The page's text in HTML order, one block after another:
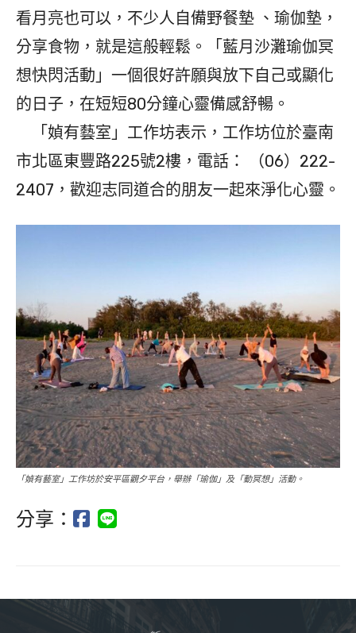
看月亮也可以，不少人自備野餐墊 、瑜伽墊，
分享食物，就是這般輕鬆。「藍月沙灘瑜伽冥
想快閃活動」一個很好許願與放下自己或顯化
的日子，在短短80分鐘心靈備感舒暢。
「媜有藝室」工作坊表示，工作坊位於臺南
市北區東豐路225號2樓，電話： （06）222-
2407，歡迎志同道合的朋友一起來淨化心靈。
「媜有藝室」工作坊於安平區觀夕平台，舉辦「瑜伽」及「動冥想」活動。
分享：